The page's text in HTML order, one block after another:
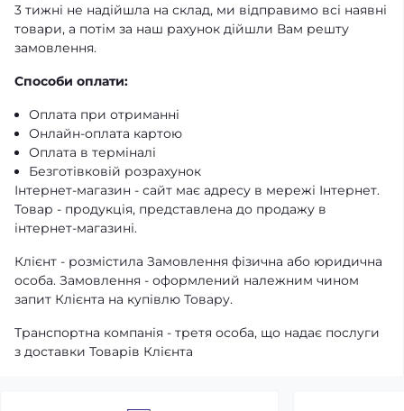
3 тижні не надійшла на склад, ми відправимо всі наявні
товари, а потім за наш рахунок дійшли Вам решту
замовлення.
Способи оплати:
Оплата при отриманні
Онлайн-оплата картою
Оплата в терміналі
Безготівковій розрахунок
Інтернет-магазин - сайт має адресу в мережі Інтернет.
Товар - продукція, представлена ​​до продажу в
інтернет-магазині.
Клієнт - розмістила Замовлення фізична або юридична
особа. Замовлення - оформлений належним чином
запит Клієнта на купівлю Товару.
Транспортна компанія - третя особа, що надає послуги
з доставки Товарів Клієнта